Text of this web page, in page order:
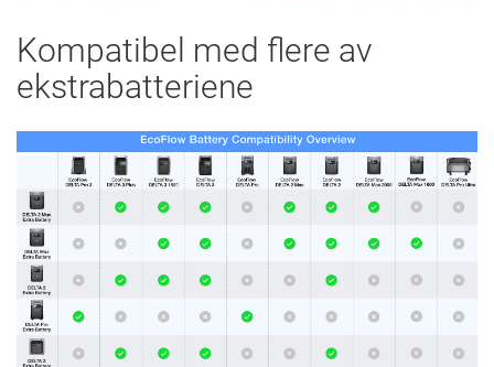
Kompatibel med flere av
ekstrabatteriene